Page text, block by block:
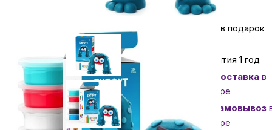
Умный дом и безопасность
Автомобильные аксессуары
Сервисный центр Apple в Самаре
Хочу в подарок
Гарантия 1 год
Доставка в
Самаре
Самовывоз
Самаре